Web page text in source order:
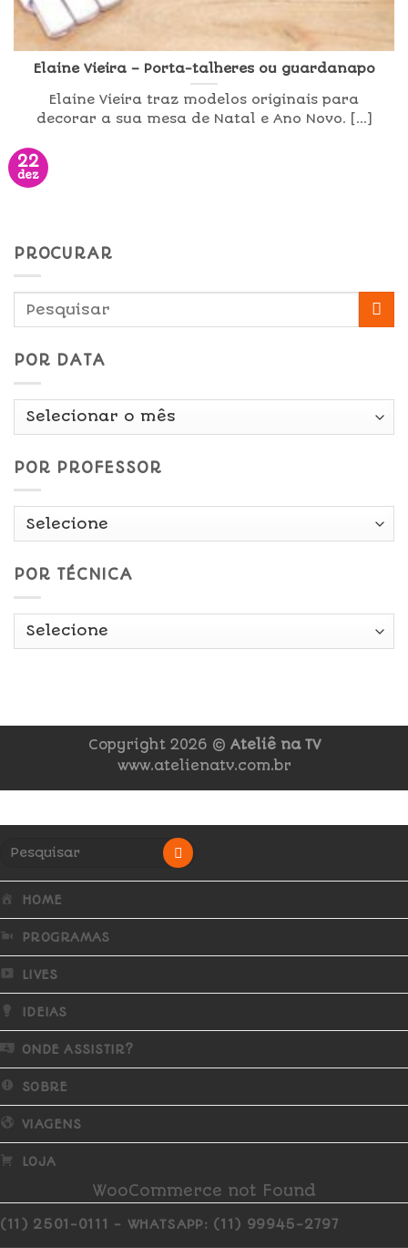
Elaine Vieira – Porta-talheres ou guardanapo
Elaine Vieira traz modelos originais para
decorar a sua mesa de Natal e Ano Novo. [...]
22
dez
PROCURAR
POR DATA
Por
POR PROFESSOR
POR TÉCNICA
Copyright 2026 © Ateliê na TV
www.atelienatv.com.br
HOME
PROGRAMAS
LIVES
IDEIAS
ONDE ASSISTIR?
SOBRE
VIAGENS
LOJA
WooCommerce not Found
(11) 2501-0111 - WHATSAPP: (11) 99945-2797